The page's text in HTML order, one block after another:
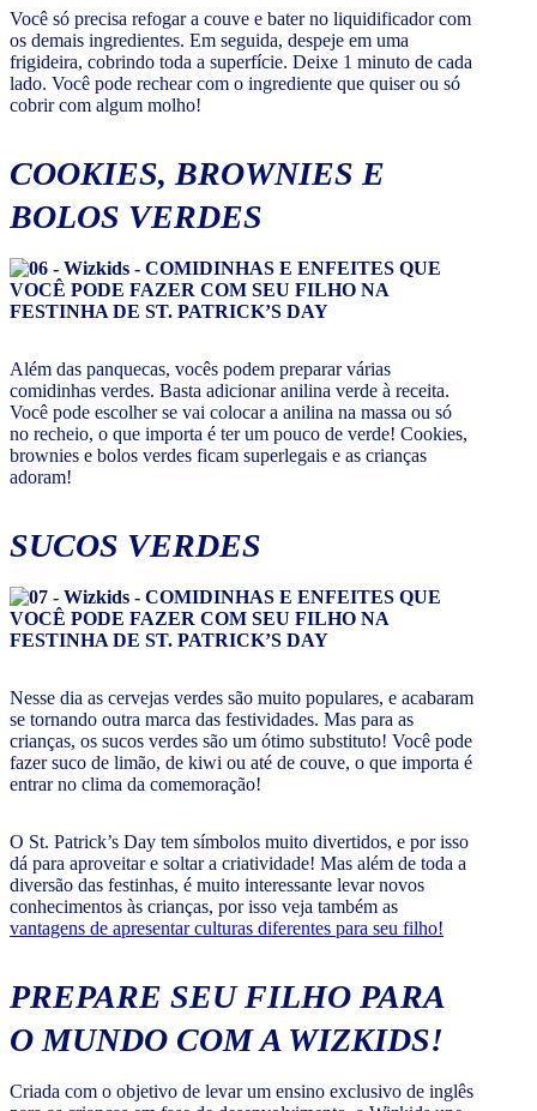
Você só precisa refogar a couve e bater no liquidificador com
os demais ingredientes. Em seguida, despeje em uma
frigideira, cobrindo toda a superfície. Deixe 1 minuto de cada
lado. Você pode rechear com o ingrediente que quiser ou só
cobrir com algum molho!
COOKIES, BROWNIES E
BOLOS VERDES
Além das panquecas, vocês podem preparar várias
comidinhas verdes. Basta adicionar anilina verde à receita.
Você pode escolher se vai colocar a anilina na massa ou só
no recheio, o que importa é ter um pouco de verde! Cookies,
brownies e bolos verdes ficam superlegais e as crianças
adoram!
SUCOS VERDES
Nesse dia as cervejas verdes são muito populares, e acabaram
se tornando outra marca das festividades. Mas para as
crianças, os sucos verdes são um ótimo substituto! Você pode
fazer suco de limão, de kiwi ou até de couve, o que importa é
entrar no clima da comemoração!
O St. Patrick’s Day tem símbolos muito divertidos, e por isso
dá para aproveitar e soltar a criatividade! Mas além de toda a
diversão das festinhas, é muito interessante levar novos
conhecimentos às crianças, por isso veja também as
vantagens de apresentar culturas diferentes para seu filho!
PREPARE SEU FILHO PARA
O MUNDO COM A WIZKIDS!
Criada com o objetivo de levar um ensino exclusivo de inglês